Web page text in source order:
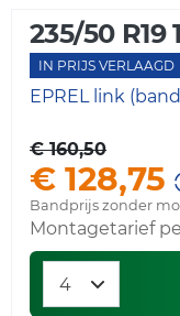
235/50 R19
IN PRIJS VERLAAGD
EPREL link
€ 160,50
€ 128,75
Bandprijs zonder
Montagetarief